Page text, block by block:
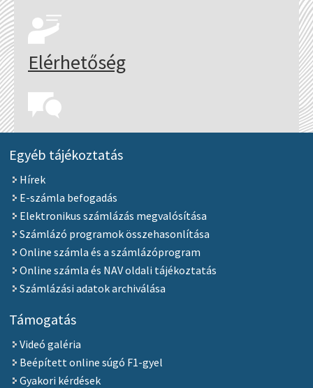
Elérhetőség
Egyéb tájékoztatás
Hírek
E-számla befogadás
Elektronikus számlázás megvalósítása
Számlázó programok összehasonlítása
Online számla és a számlázóprogram
Online számla és NAV oldali tájékoztatás
Számlázási adatok archiválása
Támogatás
Videó galéria
Beépített online súgó F1-gyel
Gyakori kérdések